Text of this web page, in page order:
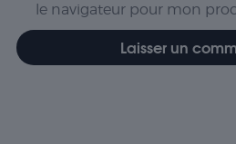
le navigateur pour mon